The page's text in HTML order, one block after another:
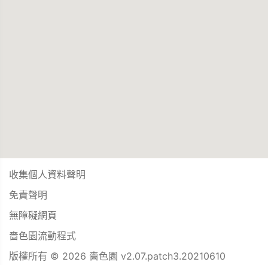
收集個人資料聲明
免責聲明
無障礙網頁
嗇色園流動程式
版權所有 © 2026 嗇色園 v2.07.patch3.20210610